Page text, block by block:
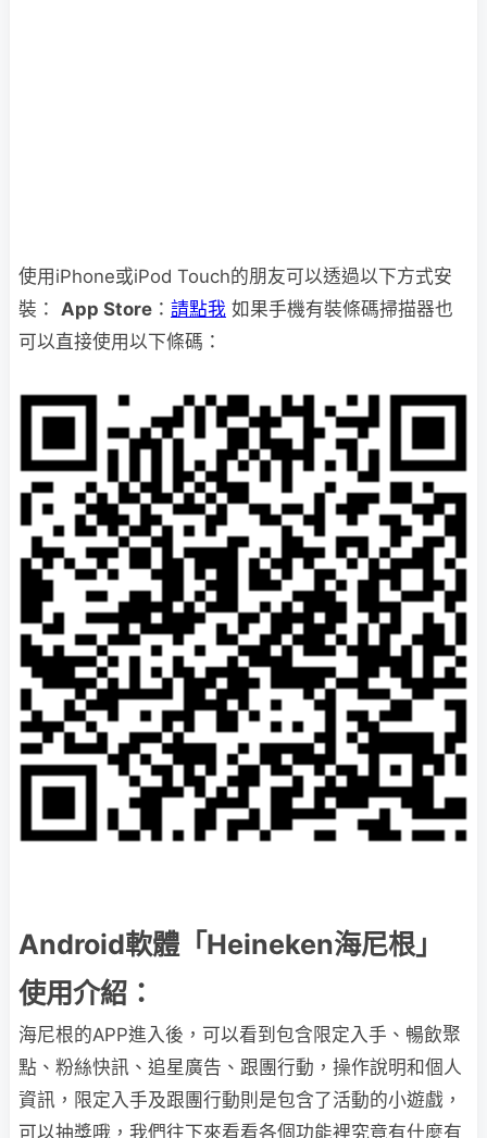
使用iPhone或iPod Touch的朋友可以透過以下方式安
裝： App Store ： 請點我 如果手機有裝條碼掃描器也
可以直接使用以下條碼：
Android軟體「Heineken海尼根」
使用介紹：
海尼根的APP進入後，可以看到包含限定入手、暢飲聚
點、粉絲快訊、追星廣告、跟團行動，操作說明和個人
資訊，限定入手及跟團行動則是包含了活動的小遊戲，
可以抽獎哦，我們往下來看看各個功能裡究竟有什麼有